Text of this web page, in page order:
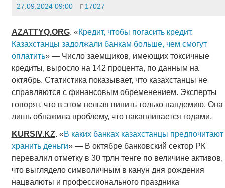
27.09.2024 09:00 17027
AZATTYQ.ORG. «Кредит, чтобы погасить кредит.
Казахстанцы задолжали банкам больше, чем смогут
оплатить» — Число заемщиков, имеющих токсичные
кредиты, выросло на 142 процента, по данным на
октябрь. Статистика показывает, что казахстанцы не
справляются с финансовым обременением. Эксперты
говорят, что в этом нельзя винить только пандемию. Она
лишь обнажила проблему, что накапливается годами.
KURSIV.KZ. «В каких банках казахстанцы предпочитают
хранить деньги» — В октябре банковский сектор РК
перевалил отметку в 30 трлн тенге по величине активов,
что выглядело символичным в канун дня рождения
нацвалюты и профессионального праздника